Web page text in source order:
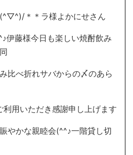
＊＊ラ様よかにせさん
伊藤様今日も楽しい焼酎飲み
比べ折れサバからの〆のあら
用いただき感謝申し上げます
やかな親睦会(^^♪一階貸し切